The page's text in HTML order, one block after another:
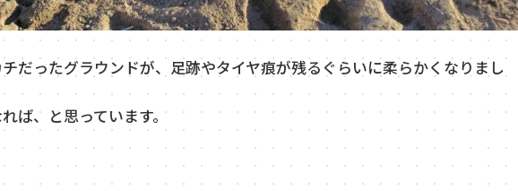
だったグラウンドが、足跡やタイヤ痕が残るぐらいに柔らかくなりまし
ば、と思っています。